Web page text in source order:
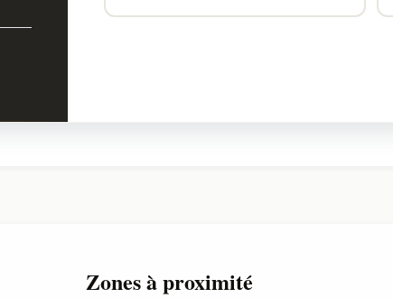
Zones à proximité